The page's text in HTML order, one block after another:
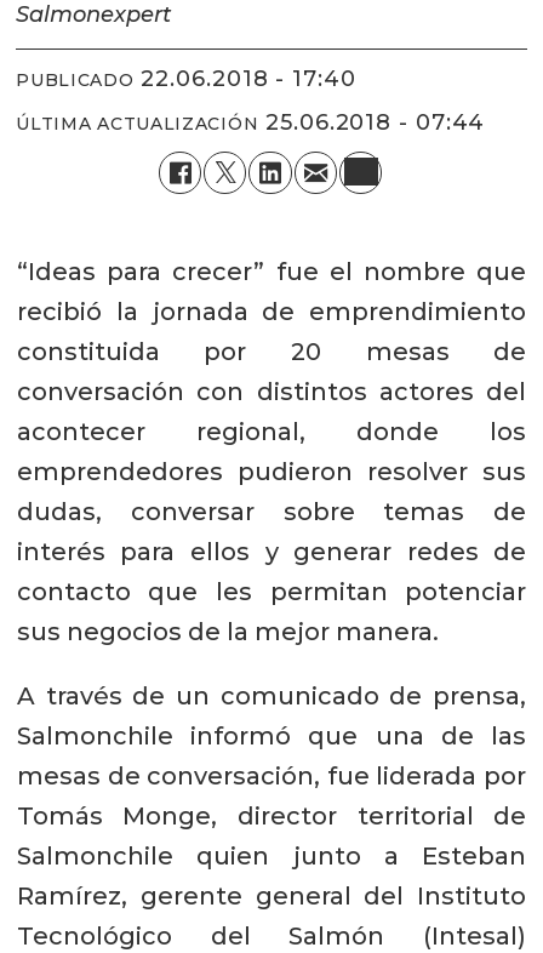
Salmonexpert
PUBLICADO 22.06.2018 - 17:40
ÚLTIMA ACTUALIZACIÓN 25.06.2018 - 07:44
“Ideas para crecer” fue el nombre que
recibió la jornada de emprendimiento
constituida por 20 mesas de
conversación con distintos actores del
acontecer regional, donde los
emprendedores pudieron resolver sus
dudas, conversar sobre temas de
interés para ellos y generar redes de
contacto que les permitan potenciar
sus negocios de la mejor manera.
A través de un comunicado de prensa,
Salmonchile informó que una de las
mesas de conversación, fue liderada por
Tomás Monge, director territorial de
Salmonchile quien junto a Esteban
Ramírez, gerente general del Instituto
Tecnológico del Salmón (Intesal)